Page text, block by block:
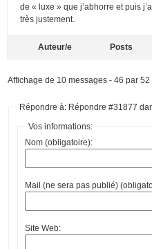
de « luxe » que j’abhorre et puis
très justement.
Auteur/e Posts
Affichage de 10 messages - 46 par
Répondre à: Répondre #31877
Vos informations:
Nom (obligatoire):
Mail (ne sera pas publié)
Site Web: